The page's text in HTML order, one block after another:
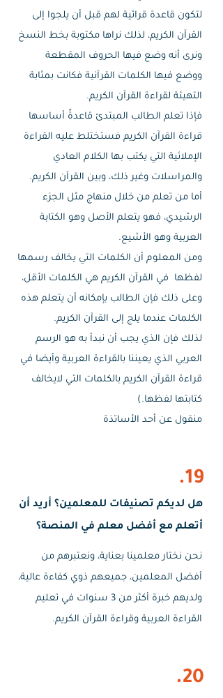
لتكون قاعدة قرائية لهم قبل أن يلجوا إلى
القرآن الكريم، لذلك نراها مكتوبة بخط النسخ
ونرى أنه وضع فيها الحروف المقطعة
ووضع فيها الكلمات القرآنية فكانت بمثابة
التهيئة لقراءة القرآن الكريم.
فإذا تعلم الطالب المبتدئ قاعدةً أساسها
قراءة القرآن الكريم فستختلط عليه القراءة
الإملائية التي يكتب بها الكلام العادي
والمراسلات وغير ذلك، وبين القرآن الكريم.
أما من تعلم من خلال منهاج مثل الجزء
الرشيدي، فهو يتعلم الأصل وهو الكتابة
العربية وهو الأشيع.
ومن المعلوم أن الكلمات التي يخالف رسمها
لفظها في القرآن الكريم هي الكلمات الأقل،
وعلى ذلك فإن الطالب بإمكانه أن يتعلم هذه
الكلمات عندما يلج إلى القرآن الكريم.
لذلك فإن الذي يجب أن نبدأ به هو الرسم
العربي الذي يعيننا بالقراءة العربية وأيضا في
قراءة القرآن الكريم بالكلمات التي لايخالف
كتابتها لفظها.)
منقول عن أحد الأساتذة
19.
هل لديكم تصنيفات للمعلمين؟ أريد أن
أتعلم مع أفضل معلم في المنصة؟
نحن نختار معلمينا بعناية، ونعتبرهم من
أفضل المعلمين، جميعهم ذوي كفاءة عالية،
ولديهم خبرة أكثر من 3 سنوات في تعليم
القراءة العربية وقراءة القرآن الكريم.
20.